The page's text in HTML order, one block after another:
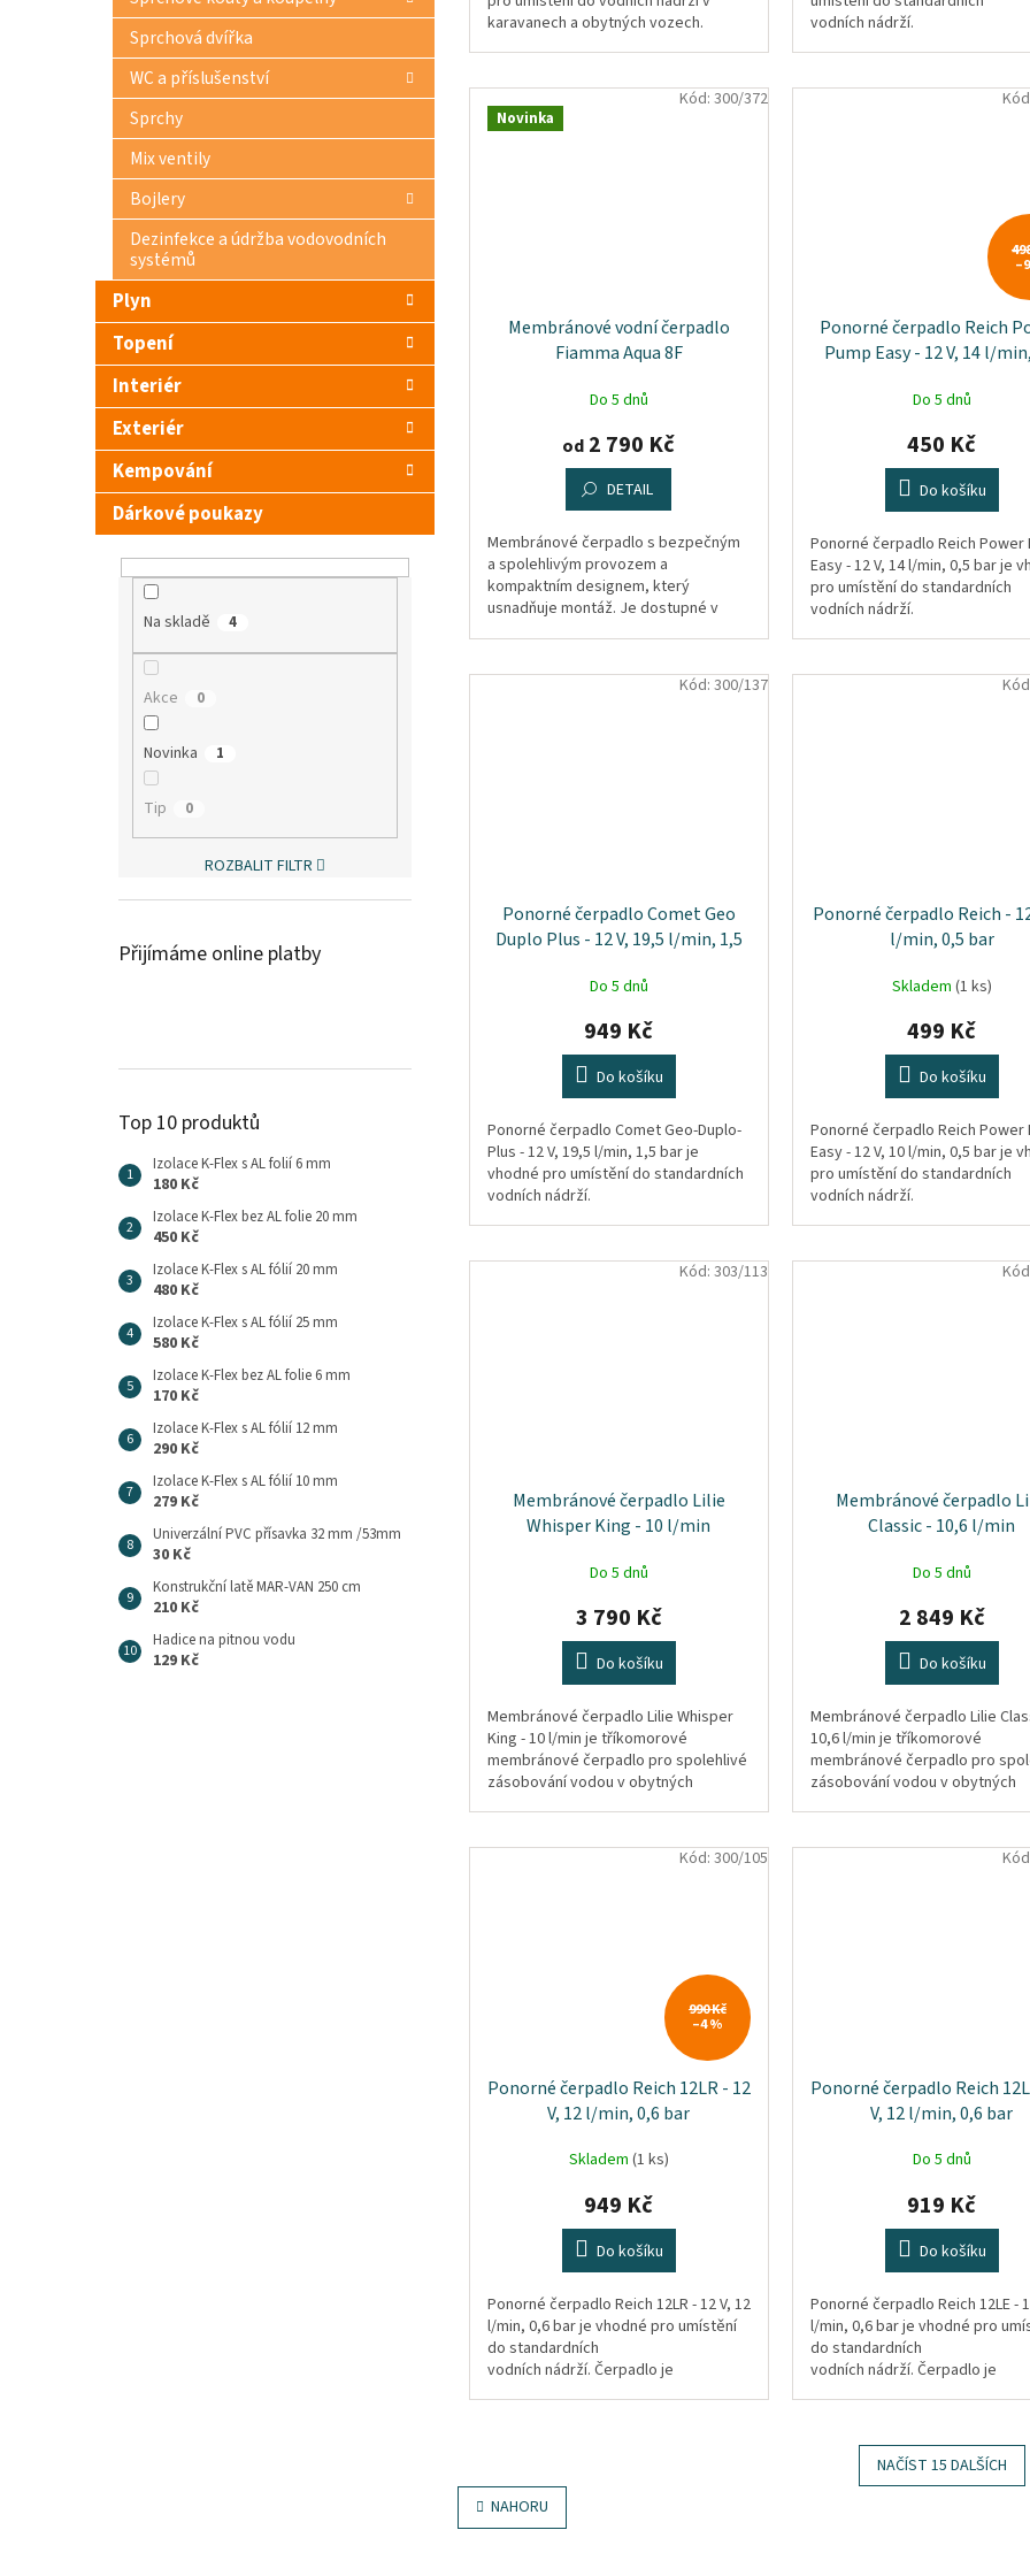
Sprchová dvířka
WC a příslušenství
Sprchy
Mix ventily
Bojlery
Dezinfekce a údržba vodovodních
systémů
Plyn
Topení
Interiér
Exteriér
Kempování
Dárkové poukazy
Na skladě 4
Akce 0
Novinka 1
Tip 0
ROZBALIT FILTR
Přijímáme online platby
Top 10 produktů
Izolace K-Flex s AL folií 6 mm
180 Kč
Izolace K-Flex bez AL folie 20 mm
450 Kč
Izolace K-Flex s AL fólií 20 mm
480 Kč
Izolace K-Flex s AL fólií 25 mm
580 Kč
Izolace K-Flex bez AL folie 6 mm
170 Kč
Izolace K-Flex s AL fólií 12 mm
290 Kč
Izolace K-Flex s AL fólií 10 mm
279 Kč
Univerzální PVC přísavka 32 mm /53mm
30 Kč
Konstrukční latě MAR-VAN 250 cm
210 Kč
Hadice na pitnou vodu
129 Kč
karavanech a obytných vozech.
vodních nádrží.
Novinka
Membránové vodní čerpadlo
Fiamma Aqua 8F
Do 5 dnů
od 2 790 Kč
DETAIL
Membránové čerpadlo s bezpečným
a spolehlivým provozem a
kompaktním designem, který
usnadňuje montáž. Je dostupné v
Kód: 300/372
Ponorné čerpadlo Reich
Pump Easy - 12 V, 14 l/
Do 5 dnů
450 Kč
Do košíku
Ponorné čerpadlo Reich Power
Easy - 12 V, 14 l/min, 0,5 bar je
pro umístění do standardních
vodních nádrží.
Ponorné čerpadlo Comet Geo
Duplo Plus - 12 V, 19,5 l/min, 1,5
Do 5 dnů
949 Kč
Do košíku
Ponorné čerpadlo Comet Geo-Duplo-
Plus - 12 V, 19,5 l/min, 1,5 bar je
vhodné pro umístění do standardních
vodních nádrží.
Kód: 300/137
Ponorné čerpadlo Reich -
l/min, 0,5 bar
Skladem (1 ks)
499 Kč
Do košíku
Ponorné čerpadlo Reich Power
Easy - 12 V, 10 l/min, 0,5 bar je
pro umístění do standardních
vodních nádrží.
Membránové čerpadlo Lilie
Whisper King - 10 l/min
Do 5 dnů
3 790 Kč
Do košíku
Membránové čerpadlo Lilie Whisper
King - 10 l/min je tříkomorové
membránové čerpadlo pro spolehlivé
zásobování vodou v obytných
Kód: 303/113
Membránové čerpadlo
Classic - 10,6 l/min
Do 5 dnů
2 849 Kč
Do košíku
Membránové čerpadlo Lilie
10,6 l/min je tříkomorové
membránové čerpadlo pro
zásobování vodou v obytných
990 Kč
–4 %
Ponorné čerpadlo Reich 12LR - 12
V, 12 l/min, 0,6 bar
Skladem (1 ks)
949 Kč
Do košíku
Ponorné čerpadlo Reich 12LR - 12 V, 12
l/min, 0,6 bar je vhodné pro umístění
do standardních
vodních nádrží. Čerpadlo je
Kód: 300/105
Ponorné čerpadlo Reich
V, 12 l/min, 0,6 bar
Do 5 dnů
919 Kč
Do košíku
Ponorné čerpadlo Reich 12LE -
l/min, 0,6 bar je vhodné pro
do standardních
vodních nádrží. Čerpadlo je
O
NAČÍST 15 DALŠÍCH
NAHORU